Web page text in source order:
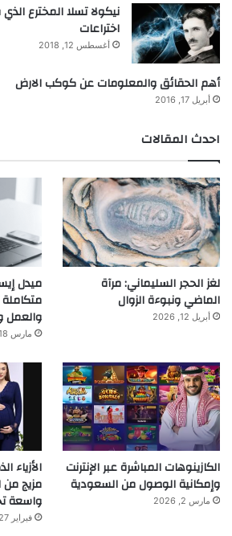
اختراعات
أغسطس 12, 2018
أهم الحقائق والمعلومات عن كوكب الارض
أبريل 17, 2016
احدث المقالات
لغز الحجر السليماني: مرآة
الماضي ونبوءة الزوال
أبريل 12, 2026
ميدل
متكاملة
والعمل
مارس 18, 2026
الكازينوهات المباشرة عبر الإنترنت
وإمكانية الوصول من السعودية
مارس 2, 2026
الأزياء
مزيج من
واسعة
فبراير 27, 2026